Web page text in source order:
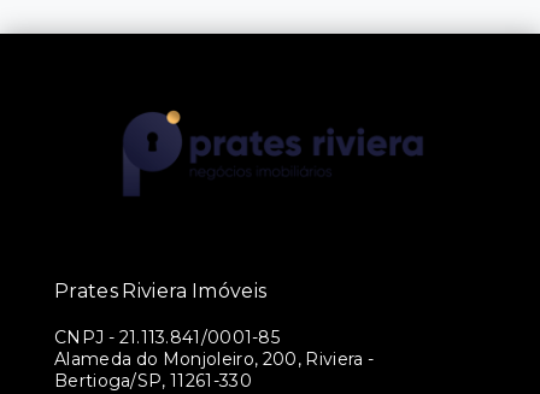
Prates Riviera Imóveis
CNPJ - 21.113.841/0001-85
Alameda do Monjoleiro, 200, Riviera -
Bertioga/SP, 11261-330